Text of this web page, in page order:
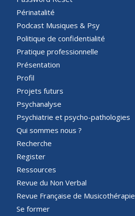
Périnatalité
Podcast Musiques & Psy
Politique de confidentialité
Pratique professionnelle
Présentation
Profil
Projets futurs
Psychanalyse
Psychiatrie et psycho-pathologies
Qui sommes nous ?
Recherche
Register
Ressources
Revue du Non Verbal
Revue Française de Musicothérapie
Se former